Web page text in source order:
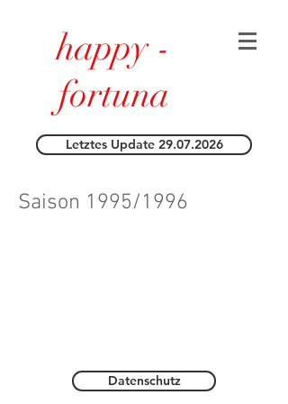
happy -
fortuna
Letztes Update 29.07.2026
Saison 1995/1996
Datenschutz